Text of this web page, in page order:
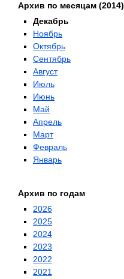
Архив по месяцам (2014)
Декабрь
Ноябрь
Октябрь
Сентябрь
Август
Июль
Июнь
Май
Апрель
Март
Февраль
Январь
Архив по годам
2026
2025
2024
2023
2022
2021